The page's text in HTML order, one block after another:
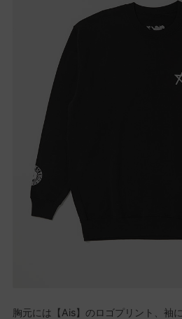
胸元には【Ais】のロゴプリント、袖